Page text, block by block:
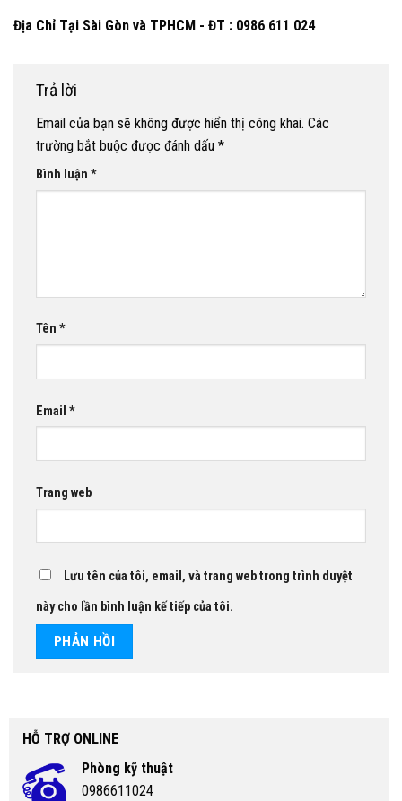
Địa Chỉ Tại Sài Gòn và TPHCM - ĐT : 0986 611 024
Trả lời
Email của bạn sẽ không được hiển thị công khai. Các
trường bắt buộc được đánh dấu *
Bình luận *
Tên *
Email *
Trang web
Lưu tên của tôi, email, và trang web trong trình duyệt
này cho lần bình luận kế tiếp của tôi.
HỖ TRỢ ONLINE
Phòng kỹ thuật
0986611024